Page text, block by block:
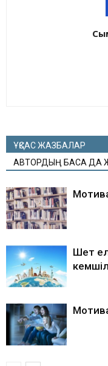
ҰҚСАС ЖАЗБАЛАР
АВТОРДЫҢ БАСҚА ДА
Шет